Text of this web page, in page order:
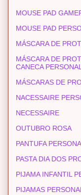
MOUSE PAD
MOUSE PAD
MÁSCARA DE
MÁSCARA DE
CANECA
MÁSCARAS DE
NACESSAIRE
NECESSAIRE
OUTUBRO ROSA
PANTUFA
PASTA DIA DOS
PIJAMA INFANTIL
PIJAMAS